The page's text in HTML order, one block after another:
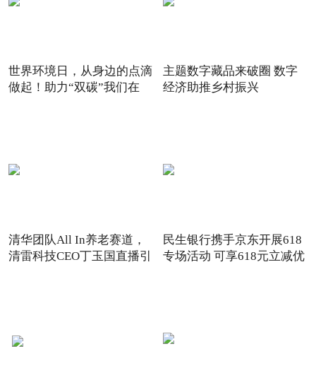
世界环境日，从身边的点滴
做起！助力“双碳”我们在
主题数字藏品来破圈 数字
经济助推乡村振兴
清华团队All In养老赛道，
清雷科技CEO丁玉国直播引
民生银行携手京东开展618
专场活动 可享618元立减优